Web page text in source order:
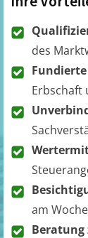
des
Erbschaft
am